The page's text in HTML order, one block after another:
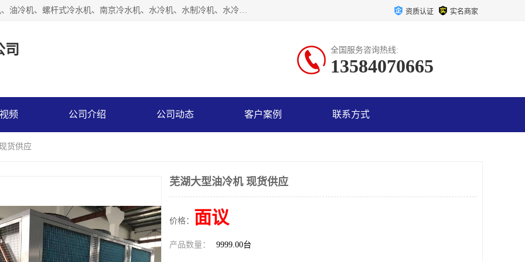
南京博盛制冷设备有限公司是冷风机厂家主营冷风机、模温机、油冷机、螺杆式冷水机、南京冷水机、水冷机、水制冷机、水冷却机、油冷却机等；凭借多年的制作经验、优秀的技术、优秀的产品质量诚信的经营理念，以一流的品质，实在的价格，在行业内享有较高的声誉。 资质认证 实名商家
司 全国服务咨询热线:
13584070665
频 公司介绍 公司动态 客户案例 联系方式
货供应
芜湖大型油冷机 现货供应
价格： 面议
产品数量： 9999.00台